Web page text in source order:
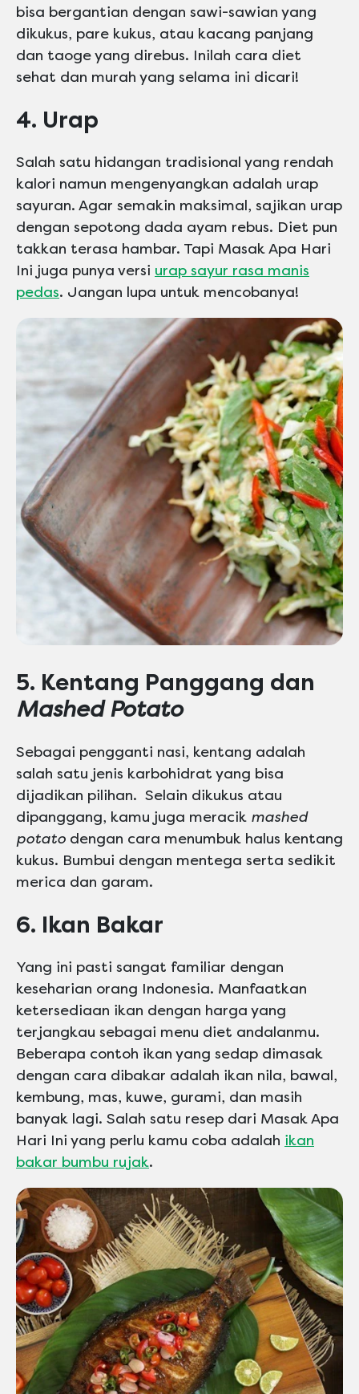
bisa bergantian dengan sawi-sawian yang
dikukus, pare kukus, atau kacang panjang
dan taoge yang direbus. Inilah cara diet
sehat dan murah yang selama ini dicari!
4. Urap
Salah satu hidangan tradisional yang rendah
kalori namun mengenyangkan adalah urap
sayuran. Agar semakin maksimal, sajikan urap
dengan sepotong dada ayam rebus. Diet pun
takkan terasa hambar. Tapi Masak Apa Hari
Ini juga punya versi urap sayur rasa manis
pedas. Jangan lupa untuk mencobanya!
5. Kentang Panggang dan
Mashed Potato
Sebagai pengganti nasi, kentang adalah
salah satu jenis karbohidrat yang bisa
dijadikan pilihan. Selain dikukus atau
dipanggang, kamu juga meracik mashed
potato dengan cara menumbuk halus kentang
kukus. Bumbui dengan mentega serta sedikit
merica dan garam.
6. Ikan Bakar
Yang ini pasti sangat familiar dengan
keseharian orang Indonesia. Manfaatkan
ketersediaan ikan dengan harga yang
terjangkau sebagai menu diet andalanmu.
Beberapa contoh ikan yang sedap dimasak
dengan cara dibakar adalah ikan nila, bawal,
kembung, mas, kuwe, gurami, dan masih
banyak lagi. Salah satu resep dari Masak Apa
Hari Ini yang perlu kamu coba adalah ikan
bakar bumbu rujak.